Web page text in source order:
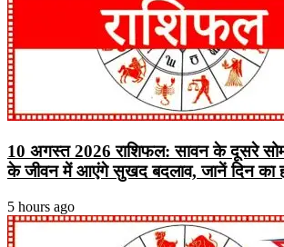
10 अगस्त 2026 राशिफल: सावन के दूसरे
के जीवन में आएंगे सुखद बदलाव, जानें दिन का
5 hours ago